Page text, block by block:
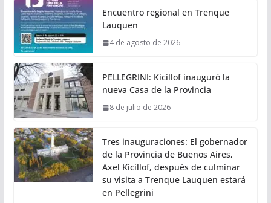
Encuentro regional en Trenque
Lauquen
4 de agosto de 2026
PELLEGRINI: Kicillof inauguró la
nueva Casa de la Provincia
8 de julio de 2026
Tres inauguraciones: El gobernador
de la Provincia de Buenos Aires,
Axel Kicillof, después de culminar
su visita a Trenque Lauquen estará
en Pellegrini